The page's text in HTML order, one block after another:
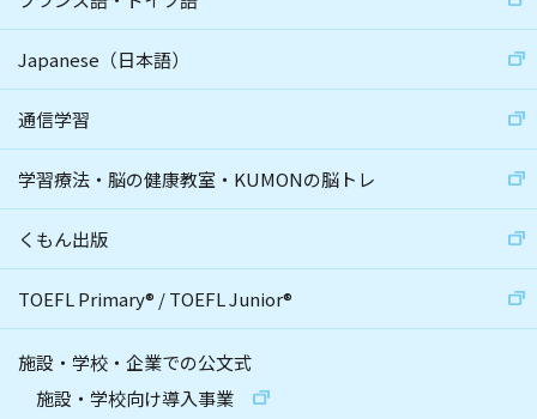
Japanese（日本語）
通信学習
学習療法・脳の健康教室・KUMONの脳トレ
くもん出版
TOEFL Primary® /TOEFL Junior®
施設・学校・企業での公文式
施設・学校向け導入事業